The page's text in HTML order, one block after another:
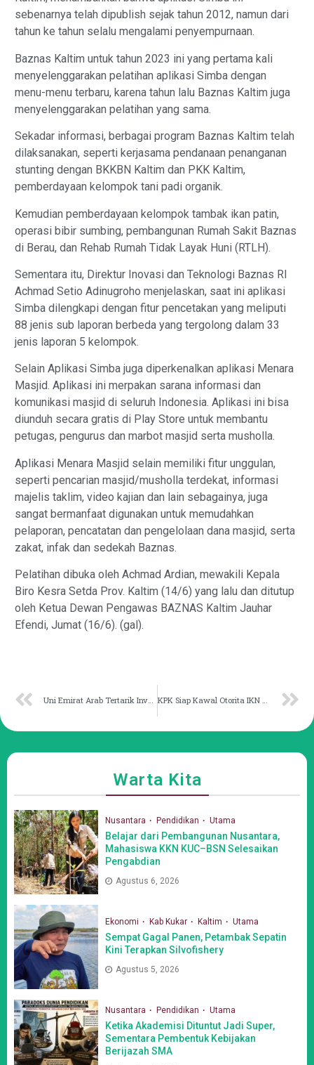
sebenarnya telah dipublish sejak tahun 2012, namun dari
tahun ke tahun selalu mengalami penyempurnaan.
Baznas Kaltim untuk tahun 2023 ini yang pertama kali
menyelenggarakan pelatihan aplikasi Simba dengan
menu-menu terbaru, karena tahun lalu Baznas Kaltim juga
menyelenggarakan pelatihan yang sama.
Sekadar informasi, berbagai program Baznas Kaltim telah
dilaksanakan, seperti kerjasama pendanaan penanganan
stunting dengan BKKBN Kaltim dan PKK Kaltim,
pemberdayaan kelompok tani padi organik.
Kemudian pemberdayaan kelompok tambak ikan patin,
operasi bibir sumbing, pembangunan Rumah Sakit Baznas
di Berau, dan Rehab Rumah Tidak Layak Huni (RTLH).
Sementara itu, Direktur Inovasi dan Teknologi Baznas RI
Achmad Setio Adinugroho menjelaskan, saat ini aplikasi
Simba dilengkapi dengan fitur pencetakan yang meliputi
88 jenis sub laporan berbeda yang tergolong dalam 33
jenis laporan 5 kelompok.
Selain Aplikasi Simba juga diperkenalkan aplikasi Menara
Masjid. Aplikasi ini merpakan sarana informasi dan
komunikasi masjid di seluruh Indonesia. Aplikasi ini bisa
diunduh secara gratis di Play Store untuk membantu
petugas, pengurus dan marbot masjid serta musholla.
Aplikasi Menara Masjid selain memiliki fitur unggulan,
seperti pencarian masjid/musholla terdekat, informasi
majelis taklim, video kajian dan lain sebagainya, juga
sangat bermanfaat digunakan untuk memudahkan
pelaporan, pencatatan dan pengelolaan dana masjid, serta
zakat, infak dan sedekah Baznas.
Pelatihan dibuka oleh Achmad Ardian, mewakili Kepala
Biro Kesra Setda Prov. Kaltim (14/6) yang lalu dan ditutup
oleh Ketua Dewan Pengawas BAZNAS Kaltim Jauhar
Efendi, Jumat (16/6). (gal).
Uni Emirat Arab Tertarik Investasi Energi Ramah Lingkungan di IKN KPK Siap Kawal Otorita IKN Wujudkan Clean Governance
Warta Kita
Nusantara Pendidikan Utama
Belajar dari Pembangunan Nusantara,
Mahasiswa KKN KUC–BSN Selesaikan
Pengabdian
Agustus 6, 2026
Ekonomi Kab Kukar Kaltim Utama
Sempat Gagal Panen, Petambak Sepatin
Kini Terapkan Silvofishery
Agustus 5, 2026
Nusantara Pendidikan Utama
Ketika Akademisi Dituntut Jadi Super,
Sementara Pembentuk Kebijakan
Berijazah SMA